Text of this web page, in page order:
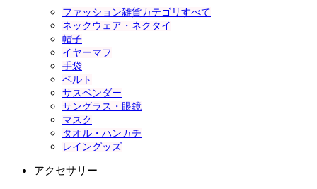
ファッション雑貨カテゴリすべて
ネックウェア・ネクタイ
帽子
イヤーマフ
手袋
ベルト
サスペンダー
サングラス・眼鏡
マスク
タオル・ハンカチ
レイングッズ
アクセサリー